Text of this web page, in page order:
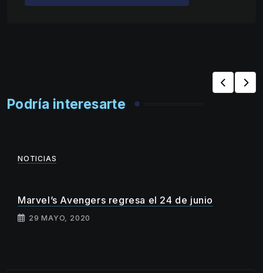
Podría interesarte
NOTICIAS
Marvel’s Avengers regresa el 24 de junio
29 MAYO, 2020